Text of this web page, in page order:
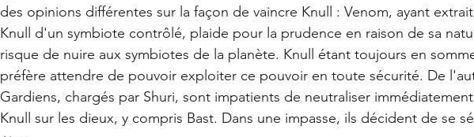
des opinions différentes sur la façon de vaincre Knull : Venom, ayant
Knull d'un symbiote contrôlé, plaide pour la prudence en raison de sa
risque de nuire aux symbiotes de la planète. Knull étant toujours en
préfère attendre de pouvoir exploiter ce pouvoir en toute sécurité. De
Gardiens, chargés par Shuri, sont impatients de neutraliser
Knull sur les dieux, y compris Bast. Dans une impasse, ils décident de se